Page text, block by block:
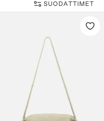
SUODATTIMET